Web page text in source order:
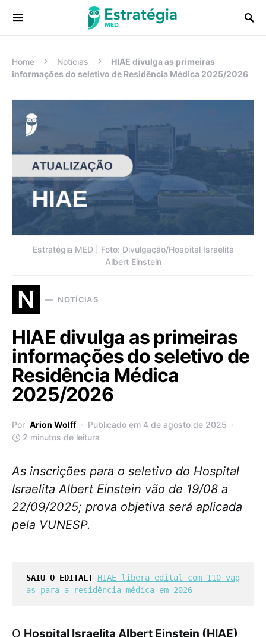
Procurar:
Home Notícias
HIAE divulga as primeiras
informações do seletivo de Residência Médica 2025/2026
Estratégia MED | Foto: Divulgação/Hospital Israelita
Albert Einstein
N NOTÍCIAS
HIAE divulga as primeiras
informações do seletivo de
Residência Médica
2025/2026
Por Arion Wolff
Publicado em 4 de agosto de 2025
2 minutos de leitura
As inscrições para o seletivo do Hospital
Israelita Albert Einstein vão de 19/08 a
22/09/2025; prova objetiva será aplicada
pela VUNESP.
SAIU O EDITAL!
HIAE libera edital com 110 vag
as para a residência médica em 2026
O Hospital Israelita Albert Einstein (HIAE)